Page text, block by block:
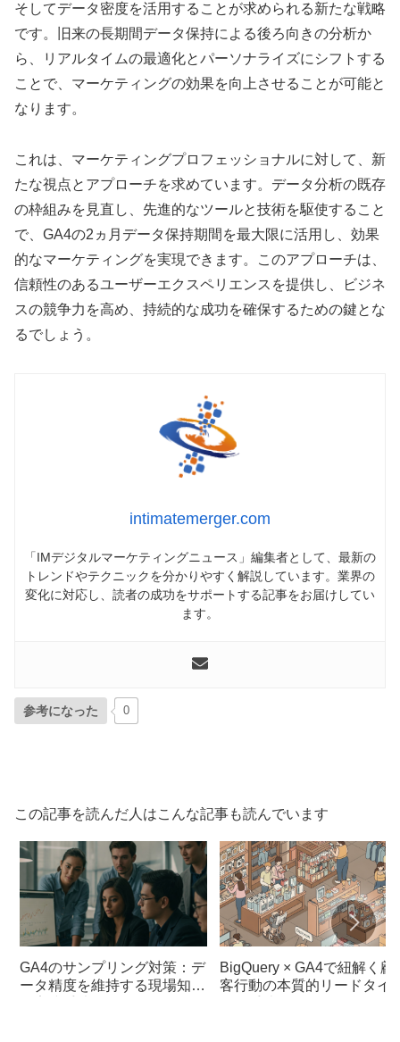
そしてデータ密度を活用することが求められる新たな戦略
です。旧来の長期間データ保持による後ろ向きの分析か
ら、リアルタイムの最適化とパーソナライズにシフトする
ことで、マーケティングの効果を向上させることが可能と
なります。
これは、マーケティングプロフェッショナルに対して、新
たな視点とアプローチを求めています。データ分析の既存
の枠組みを見直し、先進的なツールと技術を駆使すること
で、GA4の2ヵ月データ保持期間を最大限に活用し、効果
的なマーケティングを実現できます。このアプローチは、
信頼性のあるユーザーエクスペリエンスを提供し、ビジネ
スの競争力を高め、持続的な成功を確保するための鍵とな
るでしょう。
intimatemerger.com
「IMデジタルマーケティングニュース」編集者として、最新の
トレンドやテクニックを分かりやすく解説しています。業界の
変化に対応し、読者の成功をサポートする記事をお届けしてい
ます。
参考になった 0
この記事を読んだ人はこんな記事も読んでいます
GA4のサンプリング対策：デ
ータ精度を維持する現場知見
BigQuery × GA4で紐解く顧
客行動の本質的リードタイ